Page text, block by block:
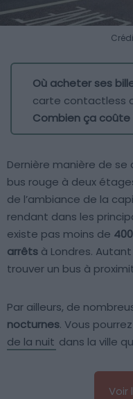
Où acheter ses
carte contactless
Combien ça coûte
Dernière manière de se
bus rouge à deux
de l’ambiance de la
rendant dans les
existe pas moins de
arrêts à Londres.
trouver un bus à
Par ailleurs, de
nocturnes. Vous
de la nuit dans la ville
Voir